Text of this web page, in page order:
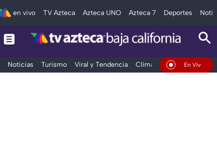
en vivo TV Azteca Azteca UNO Azteca 7 Deportes
Noticias Turismo Viral y Tendencia Clima DeportesEn Vivo